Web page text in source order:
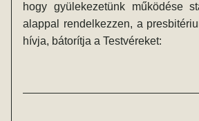
hogy gyülekezetünk működése
alappal rendelkezzen, a
hívja, bátorítja a Testvéreket: